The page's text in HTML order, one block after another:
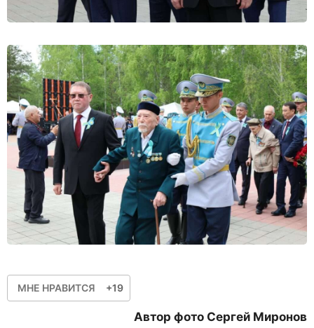
МНЕ НРАВИТСЯ +19
Автор фото Сергей Миронов